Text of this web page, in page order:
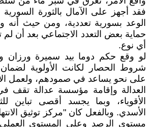
فقد أجهز على الآمال بالثورة
الوعد بسورية تعددية، ومن حيث أنه
حماية بعض التعدد الاجتماعي بعد أن
أي نوع.
لو وقع حكم دوما بيد سميرة ورزان
شروط الحصار لكانت الأولوية
على نحو يساعد في صمودهم، ولعمل
العدالة وإقامة مؤسسة عدالة تقف
الأقوياء، وبما يجسد أقصى تباين
الأسدي. وبالفعل كان "مركز توثيق
مستوى الرصد وعلى المستوى